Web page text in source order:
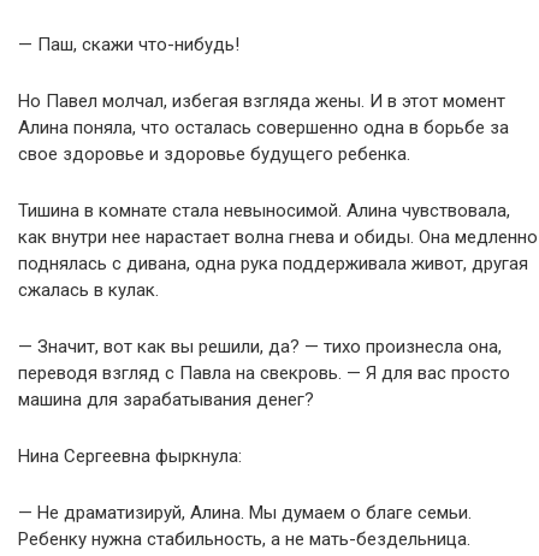
— Паш, скажи что-нибудь!
Но Павел молчал, избегая взгляда жены. И в этот момент
Алина поняла, что осталась совершенно одна в борьбе за
свое здоровье и здоровье будущего ребенка.
Тишина в комнате стала невыносимой. Алина чувствовала,
как внутри нее нарастает волна гнева и обиды. Она медленно
поднялась с дивана, одна рука поддерживала живот, другая
сжалась в кулак.
— Значит, вот как вы решили, да? — тихо произнесла она,
переводя взгляд с Павла на свекровь. — Я для вас просто
машина для зарабатывания денег?
Нина Сергеевна фыркнула:
— Не драматизируй, Алина. Мы думаем о благе семьи.
Ребенку нужна стабильность, а не мать-бездельница.